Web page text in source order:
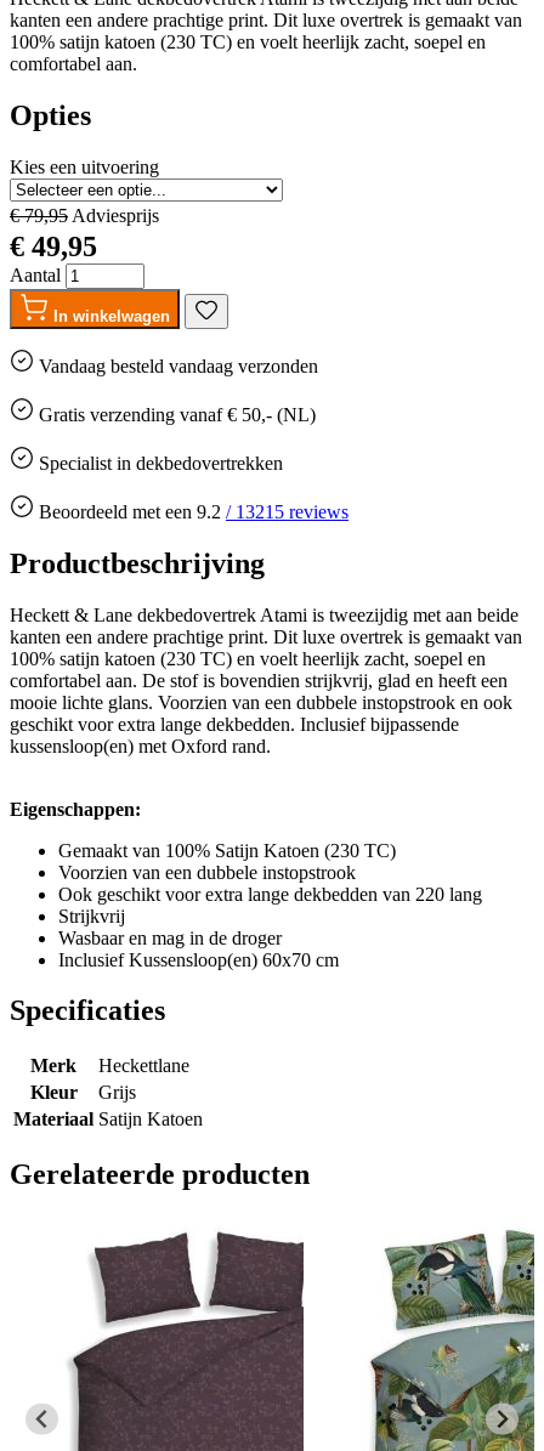
kanten een andere prachtige print. Dit luxe overtrek is gemaakt van
100% satijn katoen (230 TC) en voelt heerlijk zacht, soepel en
comfortabel aan.
Opties
Kies een uitvoering
€ 79,95 Adviesprijs
€ 49,95
Aantal
In winkelwagen
Vandaag besteld vandaag verzonden
Gratis verzending vanaf € 50,- (NL)
Specialist in dekbedovertrekken
Beoordeeld met een 9.2 / 13215 reviews
Productbeschrijving
Heckett & Lane dekbedovertrek Atami is tweezijdig met aan beide
kanten een andere prachtige print. Dit luxe overtrek is gemaakt van
100% satijn katoen (230 TC) en voelt heerlijk zacht, soepel en
comfortabel aan. De stof is bovendien strijkvrij, glad en heeft een
mooie lichte glans. Voorzien van een dubbele instopstrook en ook
geschikt voor extra lange dekbedden. Inclusief bijpassende
kussensloop(en) met Oxford rand.
Eigenschappen:
Gemaakt van 100% Satijn Katoen (230 TC)
Voorzien van een dubbele instopstrook
Ook geschikt voor extra lange dekbedden van 220 lang
Strijkvrij
Wasbaar en mag in de droger
Inclusief Kussensloop(en) 60x70 cm
Specificaties
Merk
Heckettlane
Kleur
Grijs
Materiaal Satijn Katoen
Gerelateerde producten